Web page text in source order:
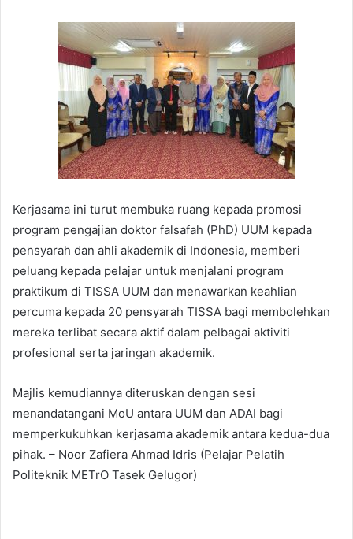
Kerjasama ini turut membuka ruang kepada promosi
program pengajian doktor falsafah (PhD) UUM kepada
pensyarah dan ahli akademik di Indonesia, memberi
peluang kepada pelajar untuk menjalani program
praktikum di TISSA UUM dan menawarkan keahlian
percuma kepada 20 pensyarah TISSA bagi membolehkan
mereka terlibat secara aktif dalam pelbagai aktiviti
profesional serta jaringan akademik.
Majlis kemudiannya diteruskan dengan sesi
menandatangani MoU antara UUM dan ADAI bagi
memperkukuhkan kerjasama akademik antara kedua-dua
pihak. – Noor Zafiera Ahmad Idris (Pelajar Pelatih
Politeknik METrO Tasek Gelugor)